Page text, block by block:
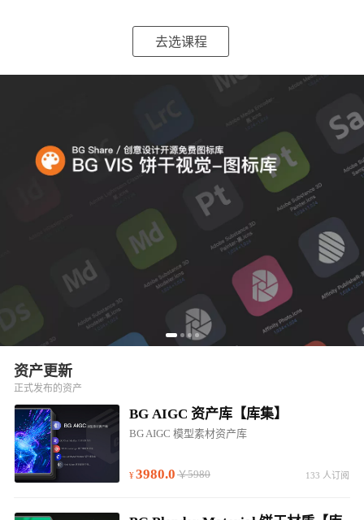
去选课程
资产更新
正式发布的资产
BG AIGC 资产库【库集】
BG AIGC 模型素材资产库
3980.0 ￥5980 133 人订阅